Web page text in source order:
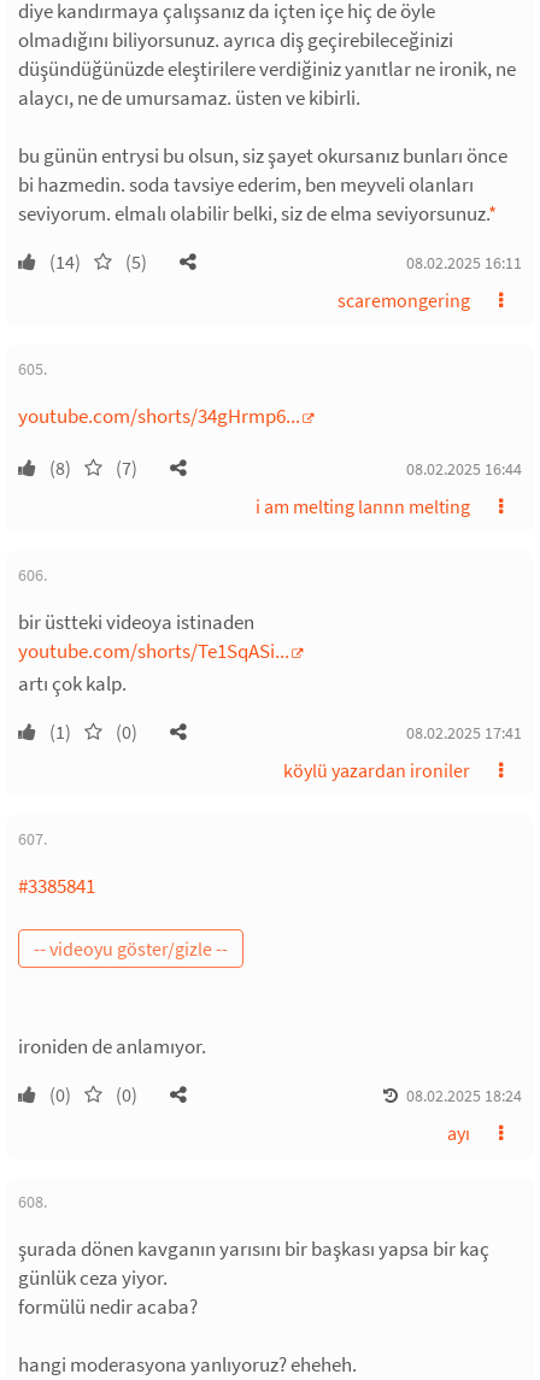
diye kandırmaya çalışsanız da içten içe hiç de öyle
olmadığını biliyorsunuz. ayrıca diş geçirebileceğinizi
düşündüğünüzde eleştirilere verdiğiniz yanıtlar ne ironik, ne
alaycı, ne de umursamaz. üsten ve kibirli.
bu günün entrysi bu olsun, siz şayet okursanız bunları önce
bi hazmedin. soda tavsiye ederim, ben meyveli olanları
seviyorum. elmalı olabilir belki, siz de elma seviyorsunuz.*
(14) (5) 08.02.2025 16:11
scaremongering
605.
youtube.com/shorts/34gHrmp6...
(8) (7) 08.02.2025 16:44
i am melting lannn melting
606.
bir üstteki videoya istinaden
youtube.com/shorts/Te1SqASi...
artı çok kalp.
(1) (0) 08.02.2025 17:41
köylü yazardan ironiler
607.
#3385841
ironiden de anlamıyor.
(0) (0) 08.02.2025 18:24
ayı
608.
şurada dönen kavganın yarısını bir başkası yapsa bir kaç
günlük ceza yiyor.
formülü nedir acaba?
hangi moderasyona yanlıyoruz? eheheh.